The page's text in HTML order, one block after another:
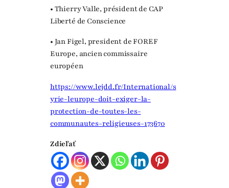
• Thierry Valle, président de CAP
Liberté de Conscience
• Jan Figel, president de FOREF
Europe, ancien commissaire
européen
https://www.lejdd.fr/International/s
yrie-leurope-doit-exiger-la-
protection-de-toutes-les-
communautes-religieuses-173670
Zdieľať